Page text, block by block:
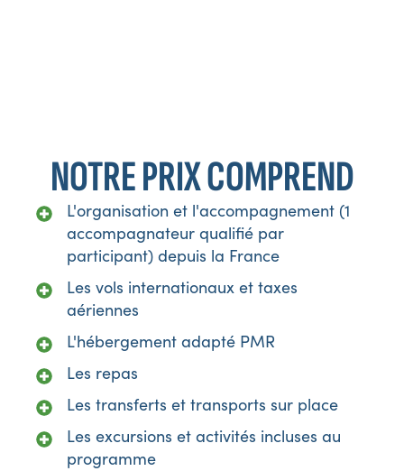
NOTRE PRIX COMPREND
L'organisation et l'accompagnement (1
accompagnateur qualifié par
participant) depuis la France
Les vols internationaux et taxes
aériennes
L'hébergement adapté PMR
Les repas
Les transferts et transports sur place
Les excursions et activités incluses au
programme